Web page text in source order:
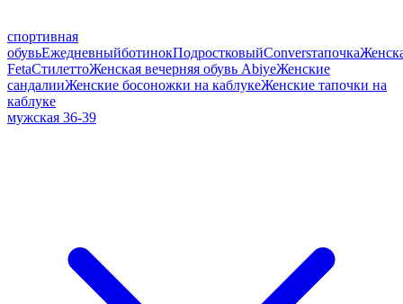
спортивная
обувьЕжедневныйботинокПодростковыйConversтапочка
FetaСтилеттоЖенская вечерняя обувь AbiyeЖенские
сандалииЖенские босоножки на каблукеЖенские тапочки на
каблуке
мужская 36-39